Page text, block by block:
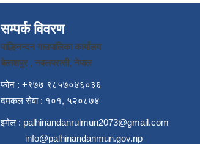
सम्पर्क विवरण
पाल्हिनन्दन गाउपालिका कार्यालय
बेलाशपुर , नवलपरासी, नेपाल
फोन : +९७७ ९८५७०४६०३६
दमकल सेवा : १०१, ५२०८७४
इमेल : palhinandanrulmun2073@gmail.com
info@palhinandanmun.gov.np